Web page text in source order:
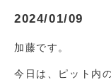
2024/01/09
加藤です。
今日は、ピット内